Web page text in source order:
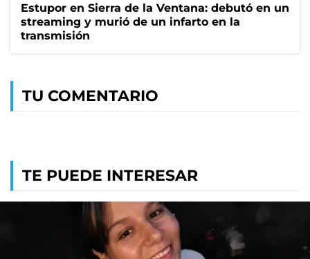
Estupor en Sierra de la Ventana: debutó en un
streaming y murió de un infarto en la
transmisión
TU COMENTARIO
TE PUEDE INTERESAR